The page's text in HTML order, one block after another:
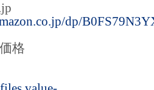
dp/
格